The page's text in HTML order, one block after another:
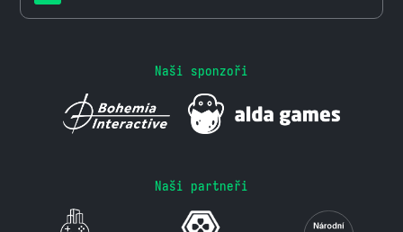
Naši sponzoři
Naši partneři